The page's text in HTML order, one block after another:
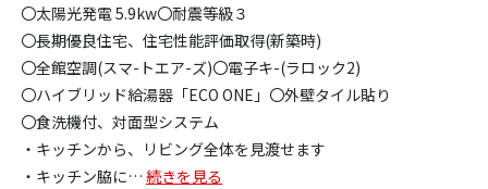
〇太陽光発電 5.9kw〇耐震等級３
〇長期優良住宅、住宅性能評価取得(新築時)
〇全館空調(スマ-トエア-ズ)〇電子キ-(ラロック2)
〇ハイブリッド給湯器「ECO ONE」〇外壁タイル貼り
〇食洗機付、対面型システム
・キッチンから、リビング全体を見渡せます
・キッチン脇に… 続きを見る